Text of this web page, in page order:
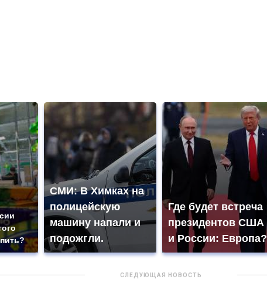
СМИ: В Химках на
полицейскую
машину напали и
подожгли.
Где будет встреча
президентов США
и России: Европа?